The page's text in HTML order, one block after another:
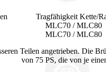
Tragfähigkeit Kette/
MLC70 / MLC80
MLC70 / MLC80
Teilen angetrieben. Die
von 75 PS, die von je